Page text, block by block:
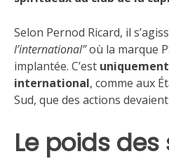
Selon Pernod Ricard, il
l’international”où la marque
implantée. C’est
international, comme aux
Sud, que des actions
Le poids